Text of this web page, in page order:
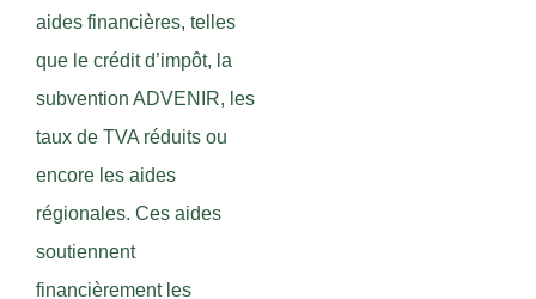
aides financières, telles
que le crédit d’impôt, la
subvention ADVENIR, les
taux de TVA réduits ou
encore les aides
régionales. Ces aides
soutiennent
financièrement les